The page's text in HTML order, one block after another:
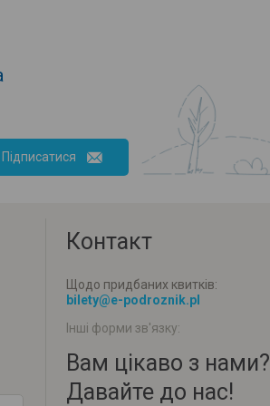
Підписатися
Контакт
Щодо придбаних квитків:
bilety@e-podroznik.pl
Інші форми зв'язку:
Вам цікаво з нами?
Давайте до нас!